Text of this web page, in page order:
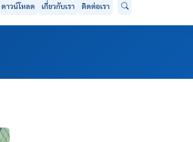
ดาวน์โหลด เกี่ยวกับเรา ติดต่อเรา